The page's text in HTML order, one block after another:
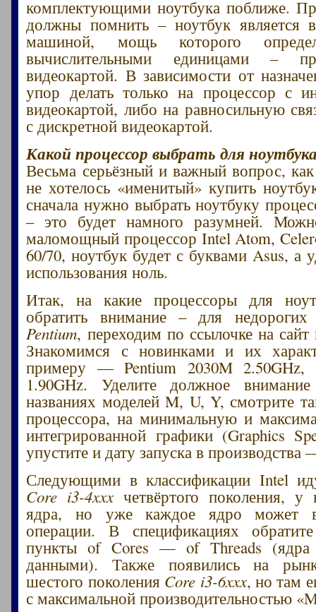
комплектующими ноутбука поближе.
должны помнить – ноутбук является
машиной, мощь которого
вычислительными единицами –
видеокартой. В зависимости от
упор делать только на процессор с
видеокартой, либо на равносильную
с дискретной видеокартой.
Какой процессор выбрать для
Весьма серьёзный и важный вопрос,
не хотелось «именитый» купить
сначала нужно выбрать ноутбуку
– это будет намного разумней.
маломощный процессор Intel Atom,
60/70, ноутбук будет с буквами Asus, а
использования ноль.
Итак, на какие процессоры для
обратить внимание – для
Pentium, переходим по ссылочке на сайт
Знакомимся с новинками и их
примеру — Pentium 2030M 2.50GHz,
1.90GHz. Уделите должное
названиях моделей M, U, Y, смотрите
процессора, на минимальную и
интегрированной графики (Graphics
упустите и дату запуска в
Следующими в классификации Intel
Core i3-4xxx четвёртого поколения,
ядра, но уже каждое ядро может
операции. В спецификациях
пункты of Cores — of Threads (ядра
данными). Также появились на
шестого поколения Core i3-6xxx, но там
с максимальной производительностью